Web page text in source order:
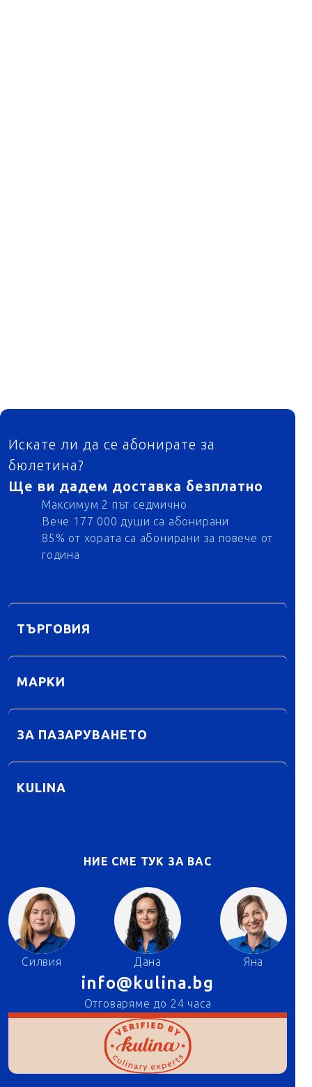
ФУТЕР
Искате ли да се абонирате за
бюлетина?
Ще ви дадем доставка безплатно
Максимум 2 път седмично
Вече 177 000 души са абонирани
85% от хората са абонирани за повече от
година
ТЪРГОВИЯ
МАРКИ
ЗА ПАЗАРУВАНЕТО
KULINA
НИЕ СМЕ ТУК ЗА ВАС
Силвия Дана Яна
info@kulina.bg
Отговаряме до 24 часа